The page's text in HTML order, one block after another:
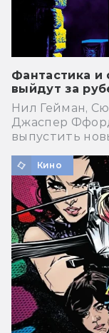
Фантастика и
выйдут за
Нил Гейман,
Джаспер
выпустить
Кино